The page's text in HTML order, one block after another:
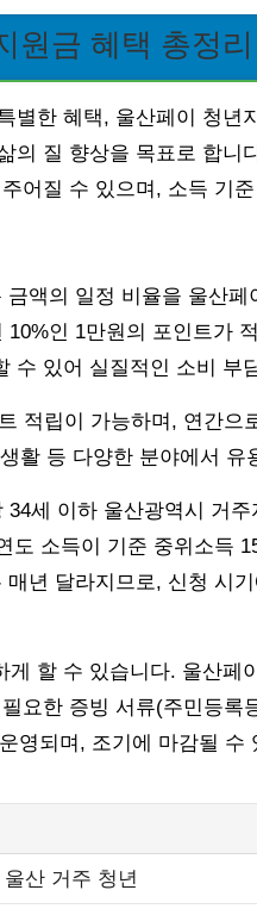
원금 혜택 총정리
별한 혜택, 울산페이 청년
의 질 향상을 목표로 합니
어질 수 있으며, 소득 기
액의 일정 비율을 울산
10%인 1만원의 포인트가
수 있어 실질적인 소비 부
적립이 가능하며, 연간으
활 등 다양한 분야에서 유
34세 이하 울산광역시 거
도 소득이 기준 중위소득
년 달라지므로, 신청 시
게 할 수 있습니다. 울산페
요한 증빙 서류(주민등
영되며, 조기에 마감될 수
산 거주 청년